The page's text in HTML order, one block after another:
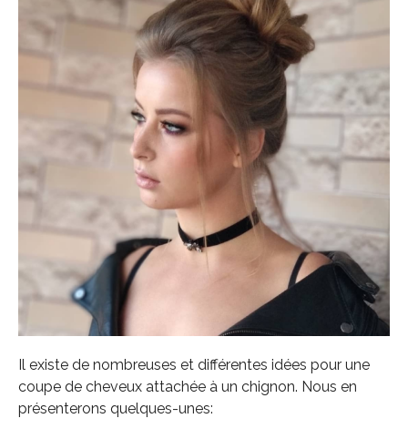
Il existe de nombreuses et différentes idées pour une
coupe de cheveux attachée à un chignon. Nous en
présenterons quelques-unes: